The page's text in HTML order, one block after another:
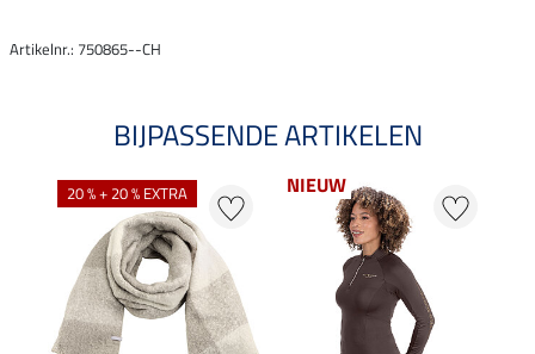
Artikelnr.: 750865--CH
BIJPASSENDE ARTIKELEN
20 % + 20 % EXTRA NIEUW